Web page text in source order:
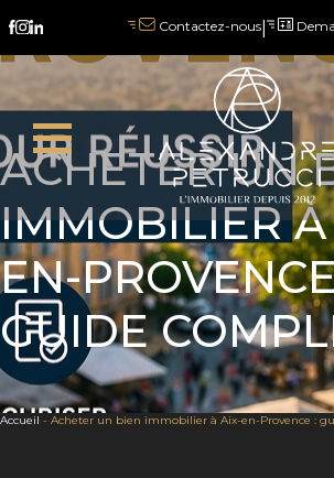
Contactez-nous |
ACHETER UN
IMMOBILIER
EN-
GUIDE
Accueil - Acheter un bien immobilier à Aix-en-Provence :